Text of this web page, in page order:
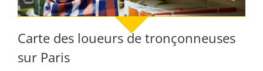
Carte des loueurs de tronçonneuses
sur Paris